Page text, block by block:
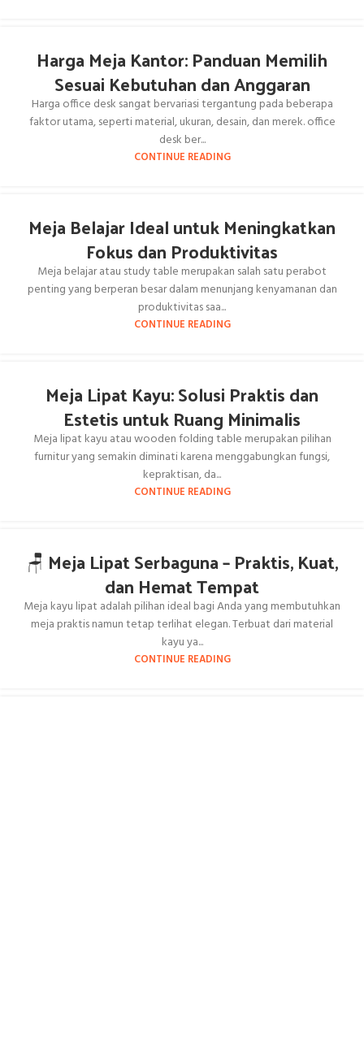
Harga Meja Kantor: Panduan Memilih
Sesuai Kebutuhan dan Anggaran
Harga office desk sangat bervariasi tergantung pada beberapa
faktor utama, seperti material, ukuran, desain, dan merek. office
desk ber...
CONTINUE READING
Meja Belajar Ideal untuk Meningkatkan
Fokus dan Produktivitas
Meja belajar atau study table merupakan salah satu perabot
penting yang berperan besar dalam menunjang kenyamanan dan
produktivitas saa...
CONTINUE READING
Meja Lipat Kayu: Solusi Praktis dan
Estetis untuk Ruang Minimalis
Meja lipat kayu atau wooden folding table merupakan pilihan
furnitur yang semakin diminati karena menggabungkan fungsi,
kepraktisan, da...
CONTINUE READING
🪑 Meja Lipat Serbaguna – Praktis, Kuat,
dan Hemat Tempat
Meja kayu lipat adalah pilihan ideal bagi Anda yang membutuhkan
meja praktis namun tetap terlihat elegan. Terbuat dari material
kayu ya...
CONTINUE READING